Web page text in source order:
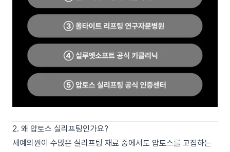
2. 왜 압토스 실리프팅인가요?
세예의원이 수많은 실리프팅 재료 중에서도 압토스를 고집하는